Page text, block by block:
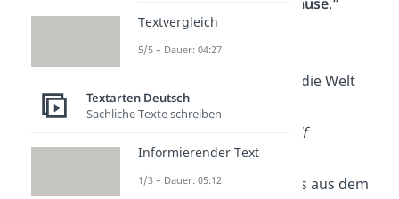
zu Hause.“
—Mutter Teresa
„Ohne Kinder wäre die Welt
eineWüste
Jeremias Gotthelf
„Drei Dinge sind uns aus dem
Textvergleich
5/5 – Dauer: 04:27
Textarten Deutsch
Sachliche Texte schreiben
Informierender Text
1/3 – Dauer: 05:12